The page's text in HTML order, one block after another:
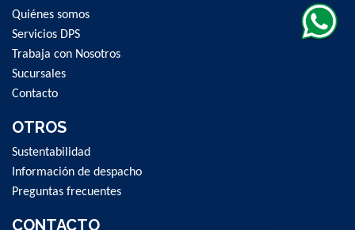
Quiénes somos
Servicios DPS
Trabaja con Nosotros
Sucursales
Contacto
OTROS
Sustentabilidad
Información de despacho
Preguntas frecuentes
CONTACTO